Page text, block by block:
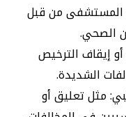
المستشفى من قبل
الصحي.
إيقاف الترخيص
الشديدة.
مثل تعليق أو